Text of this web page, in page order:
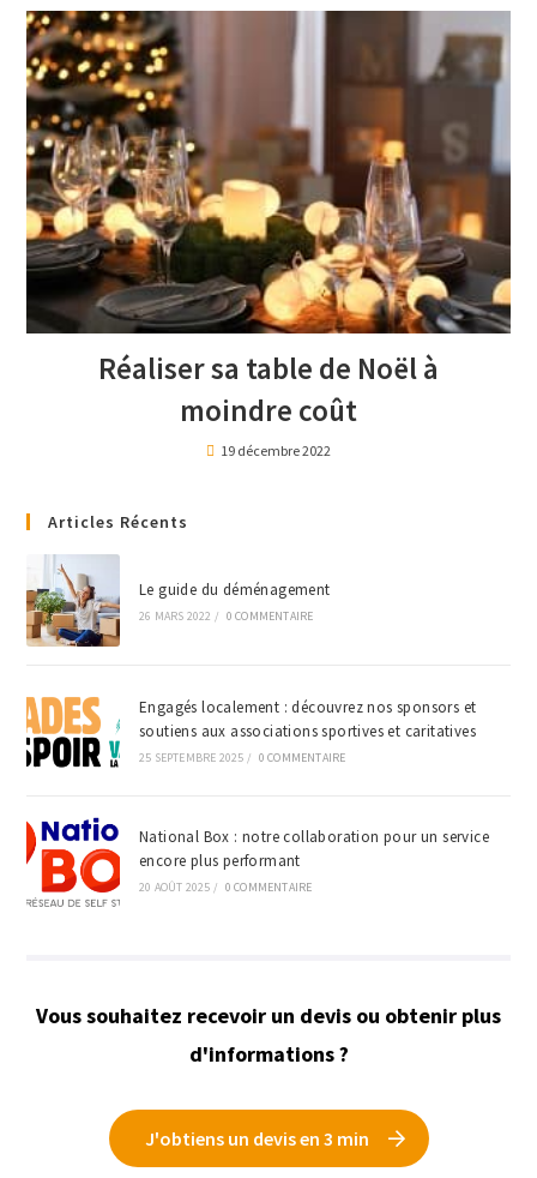
Réaliser sa table de Noël à
moindre coût
19 décembre 2022
Articles Récents
Le guide du déménagement
26 MARS 2022 / 0 COMMENTAIRE
Engagés localement : découvrez nos sponsors et
soutiens aux associations sportives et caritatives
25 SEPTEMBRE 2025 / 0 COMMENTAIRE
National Box : notre collaboration pour un service
encore plus performant
20 AOÛT 2025 / 0 COMMENTAIRE
Vous souhaitez recevoir un devis ou obtenir plus
d'informations ?
J'obtiens un devis en 3 min